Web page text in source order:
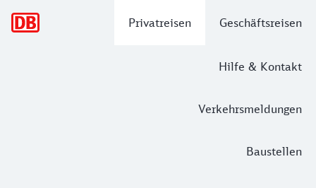
Privatreisen Geschäftsreisen
Hilfe & Kontakt
Verkehrsmeldungen
Baustellen